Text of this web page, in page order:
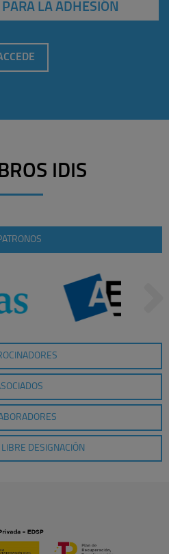
LA ADHESIÓN
IDIS
DESIGNACIÓN